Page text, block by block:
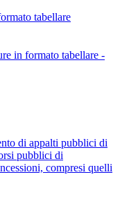
tabellare
in formato tabellare -
di appalti pubblici di
pubblici di
compresi quelli